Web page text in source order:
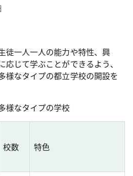
徒一人一人の能力や特性、興
じて学ぶことができるよう、
様なタイプの都立学校の開設を
様なタイプの学校
校数 特色